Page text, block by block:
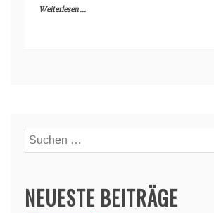
Weiterlesen ...
Suchen
nach:
NEUESTE BEITRÄGE